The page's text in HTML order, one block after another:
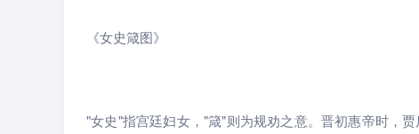
《女史箴图》
"女史"指宫廷妇女，"箴"则为规劝之意。晋初惠帝时，